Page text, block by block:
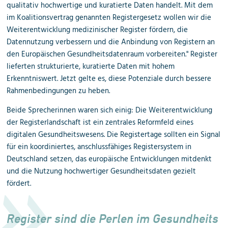
qualitativ hochwertige und kuratierte Daten handelt. Mit dem
im Koalitionsvertrag genannten Registergesetz wollen wir die
Weiterentwicklung medizinischer Register fördern, die
Datennutzung verbessern und die Anbindung von Registern an
den Europäischen Gesundheitsdatenraum vorbereiten." Register
lieferten strukturierte, kuratierte Daten mit hohem
Erkenntniswert. Jetzt gelte es, diese Potenziale durch bessere
Rahmenbedingungen zu heben.
Beide Sprecherinnen waren sich einig: Die Weiterentwicklung
der Registerlandschaft ist ein zentrales Reformfeld eines
digitalen Gesundheitswesens. Die Registertage sollten ein Signal
für ein koordiniertes, anschlussfähiges Registersystem in
Deutschland setzen, das europäische Entwicklungen mitdenkt
und die Nutzung hochwertiger Gesundheitsdaten gezielt
fördert.
Register sind die Perlen im Gesundheits